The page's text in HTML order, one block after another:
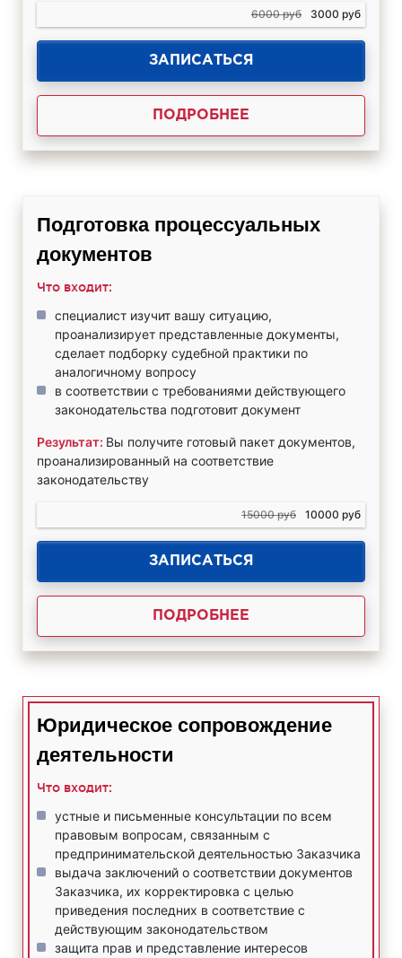
6000 руб 3000 руб
ЗАПИСАТЬСЯ
ПОДРОБНЕЕ
Подготовка процессуальных
документов
Что входит:
специалист изучит вашу ситуацию,
проанализирует представленные документы,
сделает подборку судебной практики по
аналогичному вопросу
в соответствии с требованиями действующего
законодательства подготовит документ
Результат: Вы получите готовый пакет документов,
проанализированный на соответствие
законодательству
15000 руб 10000 руб
ЗАПИСАТЬСЯ
ПОДРОБНЕЕ
Юридическое сопровождение
деятельности
Что входит:
устные и письменные консультации по всем
правовым вопросам, связанным с
предпринимательской деятельностью Заказчика
выдача заключений о соответствии документов
Заказчика, их корректировка с целью
приведения последних в соответствие с
действующим законодательством
защита прав и представление интересов